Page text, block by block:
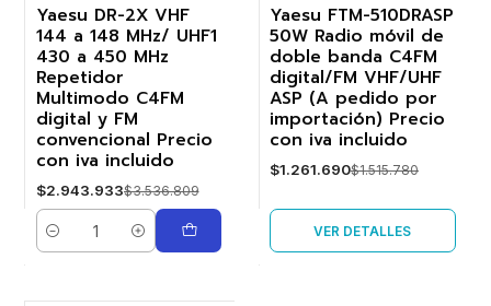
-17%
Yaesu DR-2X VHF
144 a 148 MHz/ UHF1
430 a 450 MHz
Repetidor
Multimodo C4FM
digital y FM
convencional Precio
con iva incluido
$2.943.933$3.536.809
Cantidad
-17%
Agotado
Yaesu FTM-510DRASP
50W Radio móvil de
doble banda C4FM
digital/FM VHF/UHF
ASP (A pedido por
importación) Precio
con iva incluido
$1.261.690$1.515.780
VER DETALLES